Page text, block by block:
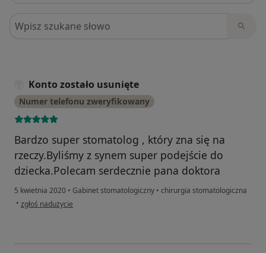
Szukaj w opiniach
Konto zostało usunięte
Numer telefonu zweryfikowany
Bardzo super stomatolog , który zna się na
rzeczy.Byliśmy z synem super podejście do
dziecka.Polecam serdecznie pana doktora
5 kwietnia 2020 • Gabinet stomatologiczny • chirurgia stomatologiczna
• w opinii użytkownika Konto zostało usunięte
zgłoś nadużycie